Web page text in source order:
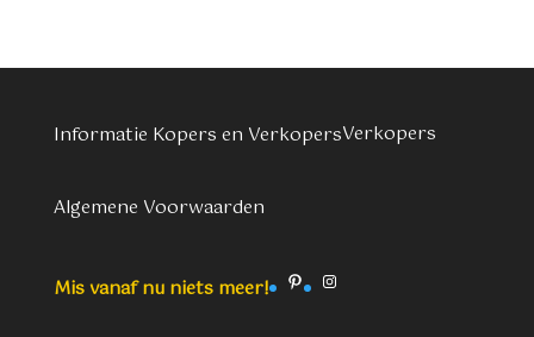
Informatie Kopers en VerkopersVerkopers
Algemene Voorwaarden
Mis vanaf nu niets meer! PinterestInstagram